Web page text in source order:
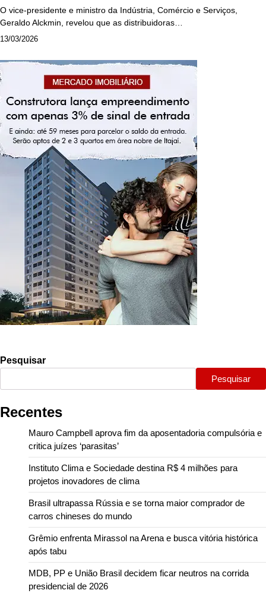
O vice-presidente e ministro da Indústria, Comércio e Serviços,
Geraldo Alckmin, revelou que as distribuidoras…
13/03/2026
Pesquisar
Pesquisar
Recentes
Mauro Campbell aprova fim da aposentadoria compulsória e
critica juízes ‘parasitas’
Instituto Clima e Sociedade destina R$ 4 milhões para
projetos inovadores de clima
Brasil ultrapassa Rússia e se torna maior comprador de
carros chineses do mundo
Grêmio enfrenta Mirassol na Arena e busca vitória histórica
após tabu
MDB, PP e União Brasil decidem ficar neutros na corrida
presidencial de 2026